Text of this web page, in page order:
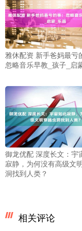
雅休配资 新手爸妈最亏
忽略音乐早教_孩子_启
御龙优配 深度长文：宇
寂静，为何没有高级文
洞找到人类？
相关评论